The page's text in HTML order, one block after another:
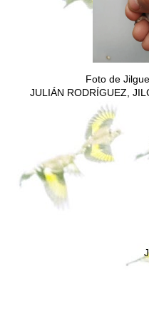
Foto de
JULIÁN RODRÍGUEZ,